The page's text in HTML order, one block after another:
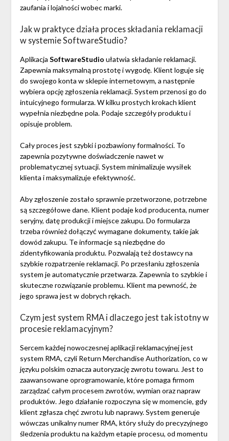
zaufania i lojalności wobec marki.
Jak w praktyce działa proces składania reklamacji
w systemie SoftwareStudio?
Aplikacja SoftwareStudio ułatwia składanie reklamacji.
Zapewnia maksymalną prostotę i wygodę. Klient loguje się
do swojego konta w sklepie internetowym, a następnie
wybiera opcję zgłoszenia reklamacji. System przenosi go do
intuicyjnego formularza. W kilku prostych krokach klient
wypełnia niezbędne pola. Podaje szczegóły produktu i
opisuje problem.
Cały proces jest szybki i pozbawiony formalności. To
zapewnia pozytywne doświadczenie nawet w
problematycznej sytuacji. System minimalizuje wysiłek
klienta i maksymalizuje efektywność.
Aby zgłoszenie zostało sprawnie przetworzone, potrzebne
są szczegółowe dane. Klient podaje kod producenta, numer
seryjny, datę produkcji i miejsce zakupu. Do formularza
trzeba również dołączyć wymagane dokumenty, takie jak
dowód zakupu. Te informacje są niezbędne do
zidentyfikowania produktu. Pozwalają też dostawcy na
szybkie rozpatrzenie reklamacji. Po przesłaniu zgłoszenia
system je automatycznie przetwarza. Zapewnia to szybkie i
skuteczne rozwiązanie problemu. Klient ma pewność, że
jego sprawa jest w dobrych rękach.
Czym jest system RMA i dlaczego jest tak istotny w
procesie reklamacyjnym?
Sercem każdej nowoczesnej aplikacji reklamacyjnej jest
system RMA, czyli Return Merchandise Authorization, co w
języku polskim oznacza autoryzację zwrotu towaru. Jest to
zaawansowane oprogramowanie, które pomaga firmom
zarządzać całym procesem zwrotów, wymian oraz napraw
produktów. Jego działanie rozpoczyna się w momencie, gdy
klient zgłasza chęć zwrotu lub naprawy. System generuje
wówczas unikalny numer RMA, który służy do precyzyjnego
śledzenia produktu na każdym etapie procesu, od momentu